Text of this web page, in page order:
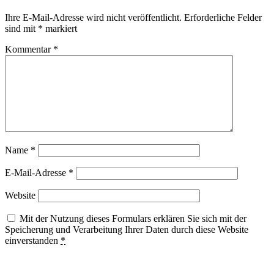
Ihre E-Mail-Adresse wird nicht veröffentlicht. Erforderliche Felder
sind mit * markiert
Kommentar *
Name *
E-Mail-Adresse *
Website
Mit der Nutzung dieses Formulars erklären Sie sich mit der
Speicherung und Verarbeitung Ihrer Daten durch diese Website
einverstanden *